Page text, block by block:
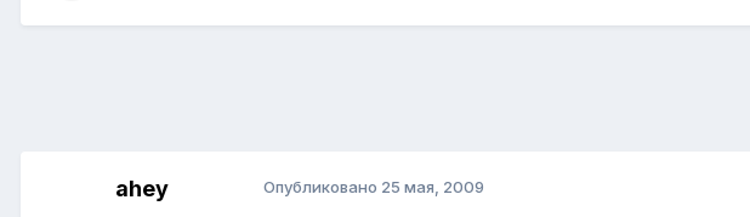
ahey Опубликовано 25 мая, 2009